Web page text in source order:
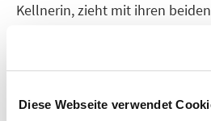
Diese Webseite verwendet
Kellnerin, zieht mit ihren
einem Familienleben,
dunklen Kellern durchtanzt,
Hotelflure und spioniert die
Autor